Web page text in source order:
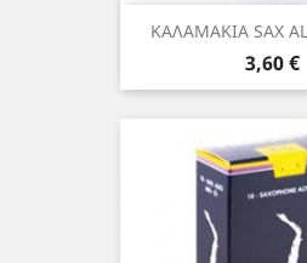
ΚΑΛΑΜΑΚΙΑ SAX
Τιμή
3,60 €